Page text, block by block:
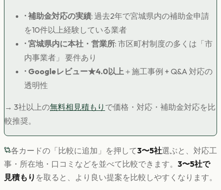
• 補助金対応の実績: 過去2年で宮城県内の補助金申請
を10件以上経験している業者
• 宮城県内に本社・営業所: 市区町村制度の多くは「市
内事業者」 要件あり
• Googleレビュー★4.0以上 ＋施工事例 + Q&A 対応の
透明性
→ 3社以上の無料相見積もり で価格・対応・補助金対応を比
較推奨。
各カードの「比較に追加」を押して3〜5社選ぶと、対応工
事・所在地・口コミなどを並べて比較できます。 3〜5社で
見積もり を取ると、より良い提案を比較しやすくなります。